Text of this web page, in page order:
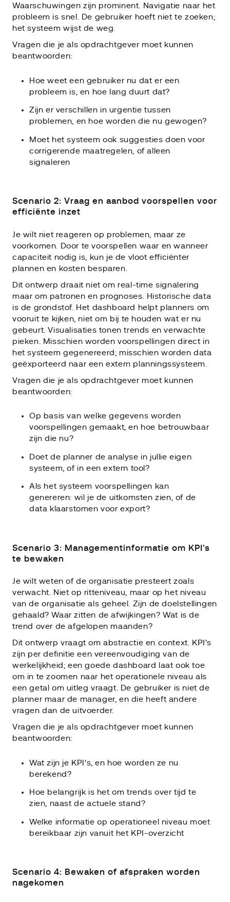
Waarschuwingen zijn prominent. Navigatie naar het
probleem is snel. De gebruiker hoeft niet te zoeken;
het systeem wijst de weg.
Vragen die je als opdrachtgever moet kunnen
beantwoorden:
Hoe weet een gebruiker nu dat er een
probleem is, en hoe lang duurt dat?
Zijn er verschillen in urgentie tussen
problemen, en hoe worden die nu gewogen?
Moet het systeem ook suggesties doen voor
corrigerende maatregelen, of alleen
signaleren
Scenario 2: Vraag en aanbod voorspellen voor
efficiënte inzet
Je wilt niet reageren op problemen, maar ze
voorkomen. Door te voorspellen waar en wanneer
capaciteit nodig is, kun je de vloot efficiënter
plannen en kosten besparen.
Dit ontwerp draait niet om real-time signalering
maar om patronen en prognoses. Historische data
is de grondstof. Het dashboard helpt planners om
vooruit te kijken, niet om bij te houden wat er nu
gebeurt. Visualisaties tonen trends en verwachte
pieken. Misschien worden voorspellingen direct in
het systeem gegenereerd; misschien worden data
geëxporteerd naar een extern planningssysteem.
Vragen die je als opdrachtgever moet kunnen
beantwoorden:
Op basis van welke gegevens worden
voorspellingen gemaakt, en hoe betrouwbaar
zijn die nu?
Doet de planner de analyse in jullie eigen
systeem, of in een extern tool?
Als het systeem voorspellingen kan
genereren: wil je de uitkomsten zien, of de
data klaarstomen voor export?
Scenario 3: Managementinformatie om KPI's
te bewaken
Je wilt weten of de organisatie presteert zoals
verwacht. Niet op ritteniveau, maar op het niveau
van de organisatie als geheel. Zijn de doelstellingen
gehaald? Waar zitten de afwijkingen? Wat is de
trend over de afgelopen maanden?
Dit ontwerp vraagt om abstractie en context. KPI's
zijn per definitie een vereenvoudiging van de
werkelijkheid; een goede dashboard laat ook toe
om in te zoomen naar het operationele niveau als
een getal om uitleg vraagt. De gebruiker is niet de
planner maar de manager, en die heeft andere
vragen dan de uitvoerder.
Vragen die je als opdrachtgever moet kunnen
beantwoorden:
Wat zijn je KPI's, en hoe worden ze nu
berekend?
Hoe belangrijk is het om trends over tijd te
zien, naast de actuele stand?
Welke informatie op operationeel niveau moet
bereikbaar zijn vanuit het KPI-overzicht
Scenario 4: Bewaken of afspraken worden
nagekomen